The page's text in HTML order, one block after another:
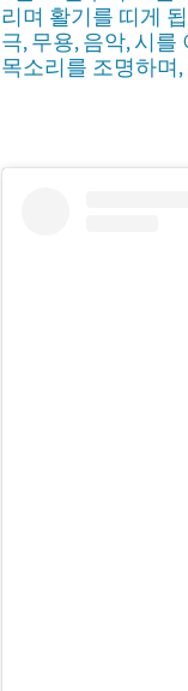
리며 활기를 띠게
극, 무용, 음악, 시
목소리를 조명하며